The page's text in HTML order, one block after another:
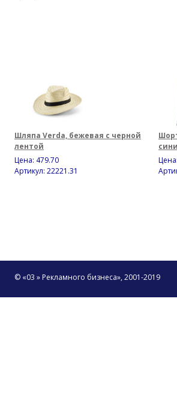
Шляпа Verda, бежевая с черной
лентой
Цена: 479.70
Артикул: 22221.31
Цена:
© «03 » Рекламного бизнеса», 2001-2019